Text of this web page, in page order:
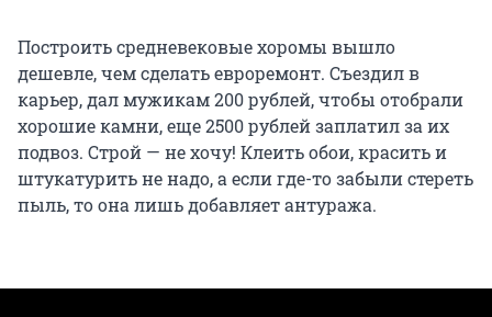
Построить средневековые хоромы вышло
дешевле, чем сделать евроремонт. Съездил в
карьер, дал мужикам 200 рублей, чтобы отобрали
хорошие камни, еще 2500 рублей заплатил за их
подвоз. Строй — не хочу! Клеить обои, красить и
штукатурить не надо, а если где-то забыли стереть
пыль, то она лишь добавляет антуража.